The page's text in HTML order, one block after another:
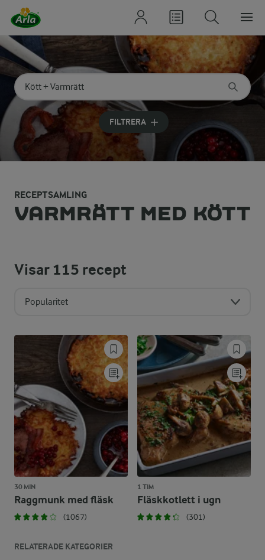
Sök på kategori eller ingrediens
Skriv in sökord för att få förslag
FILTRERA
RECEPTSAMLING
VARMRÄTT MED KÖTT
Visar115 recept
Popularitet
30 MIN
Raggmunk med fläsk
(1067)
1 TIM
Fläskkotlett i ugn
(301)
RELATERADE KATEGORIER